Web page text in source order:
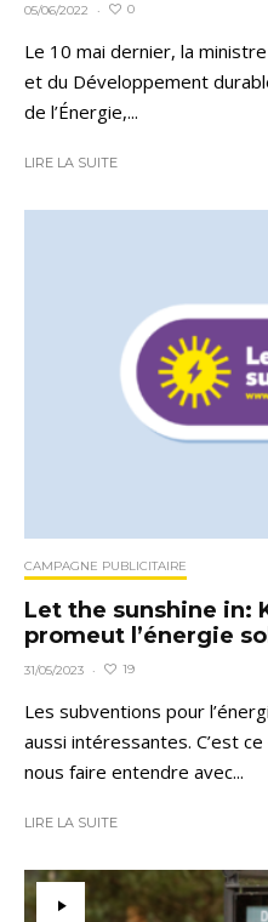
05/06/2022 · 0
Le 10 mai dernier, la
et du Développement
de l’Énergie,...
LIRE LA SUITE
CAMPAGNE PUBLICITAIRE
Let the sunshine in:
promeut l’énergie
31/05/2023 · 19
Les subventions pour
aussi intéressantes. C’est
nous faire entendre avec...
LIRE LA SUITE